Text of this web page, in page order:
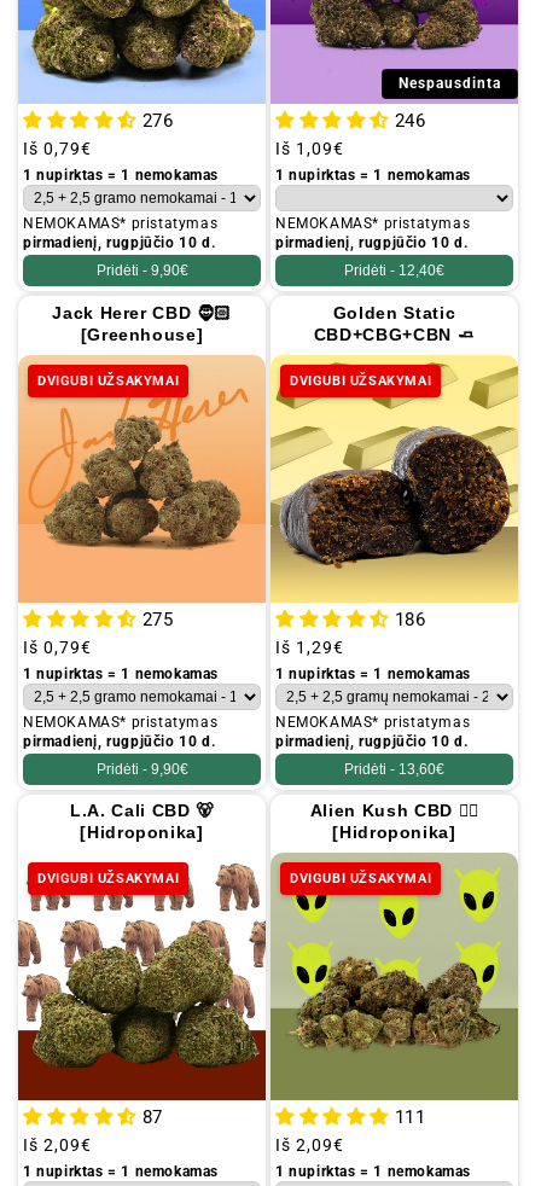
276
Įprastinė
kaina
Iš 0,79€
1 nupirktas = 1 nemokamas
NEMOKAMAS* pristatymas
pirmadienį, rugpjūčio 10 d.
Pridėti - 9,90€
Nespausdinta
246
Įprastinė
kaina
Iš 1,09€
1 nupirktas = 1 nemokamas
NEMOKAMAS* pristatymas
pirmadienį, rugpjūčio 10 d.
Pridėti - 12,40€
Jack Herer CBD 🧔🏻
[Greenhouse]
DVIGUBI UŽSAKYMAI
275
Įprastinė
kaina
Iš 0,79€
1 nupirktas = 1 nemokamas
NEMOKAMAS* pristatymas
pirmadienį, rugpjūčio 10 d.
Pridėti - 9,90€
Golden Static
CBD+CBG+CBN 🧈
DVIGUBI UŽSAKYMAI
186
Įprastinė
kaina
Iš 1,29€
1 nupirktas = 1 nemokamas
NEMOKAMAS* pristatymas
pirmadienį, rugpjūčio 10 d.
Pridėti - 13,60€
L.A. Cali CBD 🐻
[Hidroponika]
DVIGUBI UŽSAKYMAI
87
Įprastinė
kaina
Iš 2,09€
1 nupirktas = 1 nemokamas
Alien Kush CBD 🧟‍♂️
[Hidroponika]
DVIGUBI UŽSAKYMAI
111
Įprastinė
kaina
Iš 2,09€
1 nupirktas = 1 nemokamas